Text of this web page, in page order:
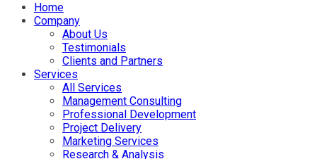
Home
Company
About Us
Testimonials
Clients and Partners
Services
All Services
Management Consulting
Professional Development
Project Delivery
Marketing Services
Research & Analysis